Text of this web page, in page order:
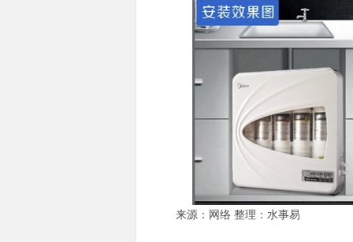
来源：网络 整理：水事易